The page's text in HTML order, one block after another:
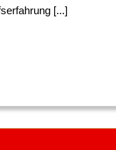
[...]